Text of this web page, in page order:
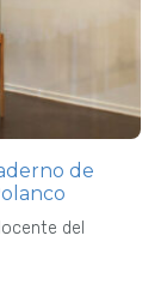
de
del